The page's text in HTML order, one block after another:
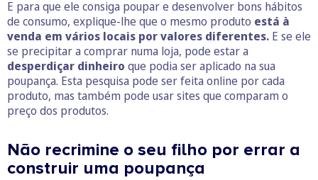
E para que ele consiga poupar e desenvolver bons hábitos
de consumo, explique-lhe que o mesmo produto está à
venda em vários locais por valores diferentes. E se ele
se precipitar a comprar numa loja, pode estar a
desperdiçar dinheiro que podia ser aplicado na sua
poupança. Esta pesquisa pode ser feita online por cada
produto, mas também pode usar sites que comparam o
preço dos produtos.
Não recrimine o seu filho por errar a
construir uma poupança